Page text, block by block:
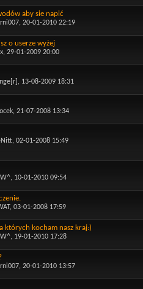
aby sie napić
, 20-01-2010 22:19
o userze wyżej
, 29-01-2009 20:00
, 13-08-2009 18:31
, 21-07-2008 13:34
, 02-01-2008 15:49
, 10-01-2010 09:54
, 03-01-2008 17:59
których kocham nasz kraj:)
, 19-01-2010 17:28
, 20-01-2010 13:57